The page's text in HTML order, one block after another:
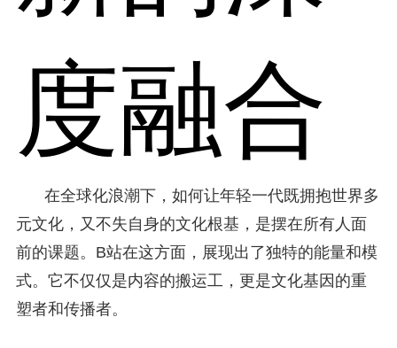
度融合
在全球化浪潮下，如何让年轻一代既拥抱世界多
元文化，又不失自身的文化根基，是摆在所有人面
前的课题。B站在这方面，展现出了独特的能量和模
式。它不仅仅是内容的搬运工，更是文化基因的重
塑者和传播者。